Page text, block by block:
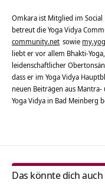
Omkara ist Mitglied im Social
betreut die Yoga Vidya
community.net sowie
liebt er vor allem Bhakti-
leidenschaftlicher
dass er im Yoga Vidya
neuen Beiträgen aus
Yoga Vidya in Bad Meinberg
Das könnte dich